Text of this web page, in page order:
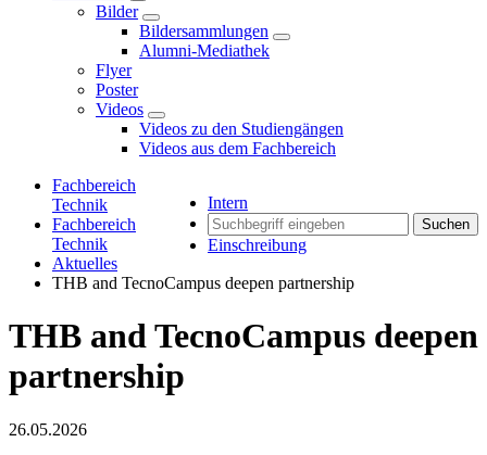
Bilder
Bildersammlungen
Alumni-Mediathek
Flyer
Poster
Videos
Videos zu den Studiengängen
Videos aus dem Fachbereich
Intern
Suchen
Einschreibung
Fachbereich
Technik
Fachbereich
Technik
Aktuelles
THB and TecnoCampus deepen partnership
THB and TecnoCampus deepen
partnership
26.05.2026